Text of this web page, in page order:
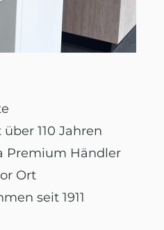
110 Jahren
Premium Händler
Ort
seit 1911